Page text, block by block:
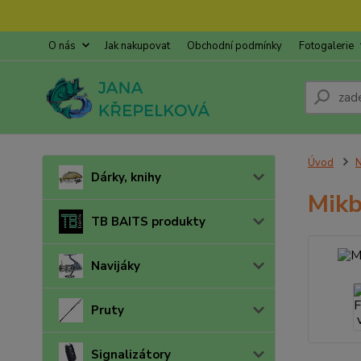
O nás Jak nakupovat Obchodní podmínky Fotogalerie
Dárky, knihy
TB BAITS produkty
Navijáky
Pruty
Signalizátory
Úvod